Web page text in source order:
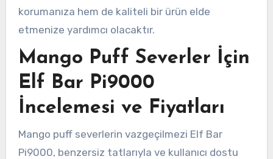
korumanıza hem de kaliteli bir ürün elde
etmenize yardımcı olacaktır.
Mango Puff Severler İçin
Elf Bar Pi9000
İncelemesi ve Fiyatları
Mango puff severlerin vazgeçilmezi Elf Bar
Pi9000, benzersiz tatlarıyla ve kullanıcı dostu